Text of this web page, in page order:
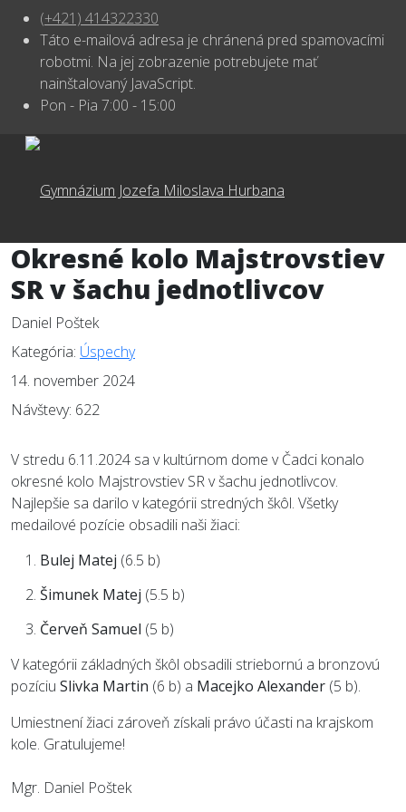
(+421) 414322330
Táto e-mailová adresa je chránená pred spamovacími
robotmi. Na jej zobrazenie potrebujete mať
nainštalovaný JavaScript.
Pon - Pia 7:00 - 15:00
Okresné kolo Majstrovstiev
SR v šachu jednotlivcov
Daniel Poštek
Kategória: Úspechy
14. november 2024
Návštevy: 622
V stredu 6.11.2024 sa v kultúrnom dome v Čadci konalo
okresné kolo Majstrovstiev SR v šachu jednotlivcov.
Najlepšie sa darilo v kategórii stredných škôl. Všetky
medailové pozície obsadili naši žiaci:
Bulej Matej (6.5 b)
Šimunek Matej (5.5 b)
Červeň Samuel (5 b)
V kategórii základných škôl obsadili striebornú a bronzovú
pozíciu Slivka Martin (6 b) a Macejko Alexander (5 b).
Umiestnení žiaci zároveň získali právo účasti na krajskom
kole. Gratulujeme!
Mgr. Daniel Poštek